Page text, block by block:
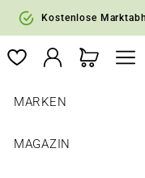
Kostenlose
MARKEN
MAGAZIN